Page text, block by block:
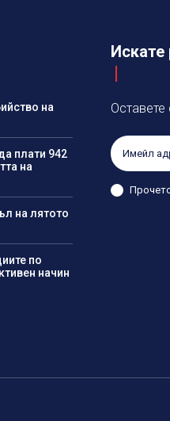
на
плати 942
на
на лятото
по
начин